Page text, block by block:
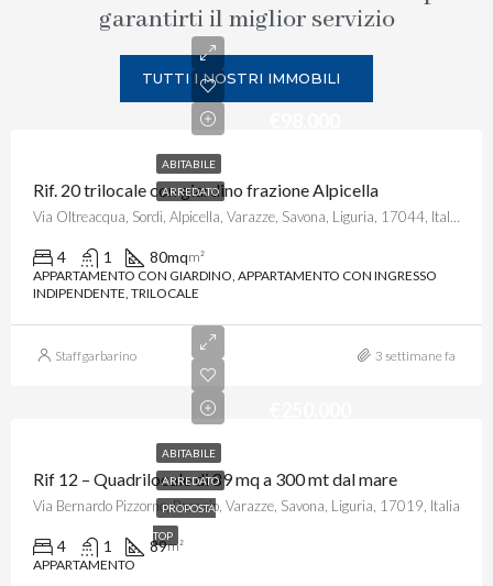
garantirti il miglior servizio
TUTTI I NOSTRI IMMOBILI
ABITABILE
ARREDATO
Rif. 20 trilocale con giardino frazione Alpicella
Via Oltreacqua, Sordi, Alpicella, Varazze, Savona, Liguria, 17044, Italia
4 1 80mqm²
APPARTAMENTO CON GIARDINO, APPARTAMENTO CON INGRESSO
INDIPENDENTE, TRILOCALE
Staffgarbarino 3 settimane fa
ABITABILE
ARREDATO
PROPOSTA
TOP
Rif 12 – Quadrilocale di 89 mq a 300 mt dal mare
Via Bernardo Pizzorno, Parasio, Varazze, Savona, Liguria, 17019, Italia
4 1 89m²
APPARTAMENTO